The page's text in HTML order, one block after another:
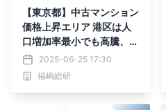
【東京都】中古マンション
価格上昇エリア 港区は人
口増加率最小でも高騰、中
央・港・江東が“3強”
2025-06-25 17:30
福嶋総研